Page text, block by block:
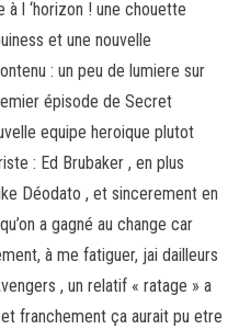
à l ‘horizon ! une chouette
et une nouvelle
: un peu de lumiere sur
épisode de Secret
equipe heroique plutot
: Ed Brubaker , en plus
Déodato , et sincerement en
a gagné au change car
à me fatiguer, jai dailleurs
, un relatif « ratage » a
franchement ça aurait pu etre